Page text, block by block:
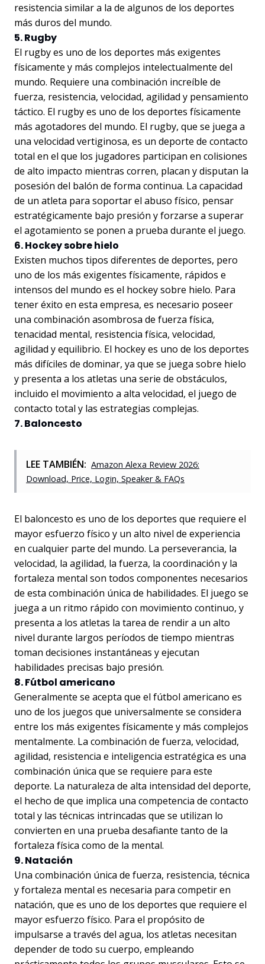
resistencia similar a la de algunos de los deportes
más duros del mundo.
5. Rugby
El rugby es uno de los deportes más exigentes
físicamente y más complejos intelectualmente del
mundo. Requiere una combinación increíble de
fuerza, resistencia, velocidad, agilidad y pensamiento
táctico. El rugby es uno de los deportes físicamente
más agotadores del mundo. El rugby, que se juega a
una velocidad vertiginosa, es un deporte de contacto
total en el que los jugadores participan en colisiones
de alto impacto mientras corren, placan y disputan la
posesión del balón de forma continua. La capacidad
de un atleta para soportar el abuso físico, pensar
estratégicamente bajo presión y forzarse a superar
el agotamiento se ponen a prueba durante el juego.
6. Hockey sobre hielo
Existen muchos tipos diferentes de deportes, pero
uno de los más exigentes físicamente, rápidos e
intensos del mundo es el hockey sobre hielo. Para
tener éxito en esta empresa, es necesario poseer
una combinación asombrosa de fuerza física,
tenacidad mental, resistencia física, velocidad,
agilidad y equilibrio. El hockey es uno de los deportes
más difíciles de dominar, ya que se juega sobre hielo
y presenta a los atletas una serie de obstáculos,
incluido el movimiento a alta velocidad, el juego de
contacto total y las estrategias complejas.
7. Baloncesto
LEE TAMBIÉN: Amazon Alexa Review 2026:
Download, Price, Login, Speaker & FAQs
El baloncesto es uno de los deportes que requiere el
mayor esfuerzo físico y un alto nivel de experiencia
en cualquier parte del mundo. La perseverancia, la
velocidad, la agilidad, la fuerza, la coordinación y la
fortaleza mental son todos componentes necesarios
de esta combinación única de habilidades. El juego se
juega a un ritmo rápido con movimiento continuo, y
presenta a los atletas la tarea de rendir a un alto
nivel durante largos períodos de tiempo mientras
toman decisiones instantáneas y ejecutan
habilidades precisas bajo presión.
8. Fútbol americano
Generalmente se acepta que el fútbol americano es
uno de los juegos que universalmente se considera
entre los más exigentes físicamente y más complejos
mentalmente. La combinación de fuerza, velocidad,
agilidad, resistencia e inteligencia estratégica es una
combinación única que se requiere para este
deporte. La naturaleza de alta intensidad del deporte,
el hecho de que implica una competencia de contacto
total y las técnicas intrincadas que se utilizan lo
convierten en una prueba desafiante tanto de la
fortaleza física como de la mental.
9. Natación
Una combinación única de fuerza, resistencia, técnica
y fortaleza mental es necesaria para competir en
natación, que es uno de los deportes que requiere el
mayor esfuerzo físico. Para el propósito de
impulsarse a través del agua, los atletas necesitan
depender de todo su cuerpo, empleando